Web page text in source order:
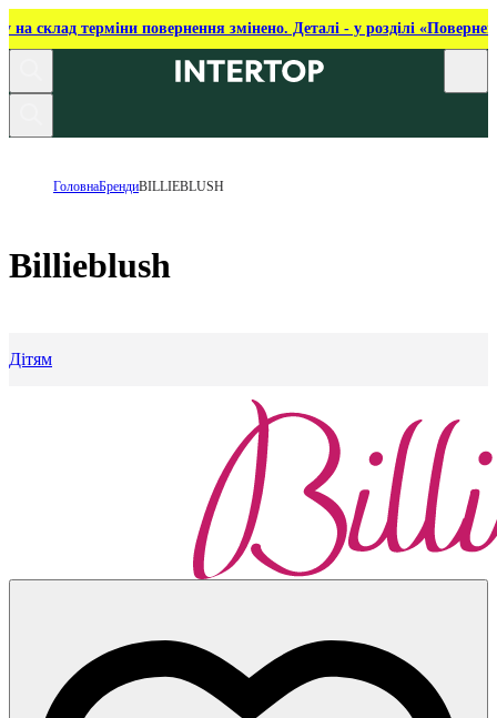
на склад терміни повернення змінено. Деталі - у розділі
ГоловнаБрендиBILLIEBLUSH
Billieblush
Дітям